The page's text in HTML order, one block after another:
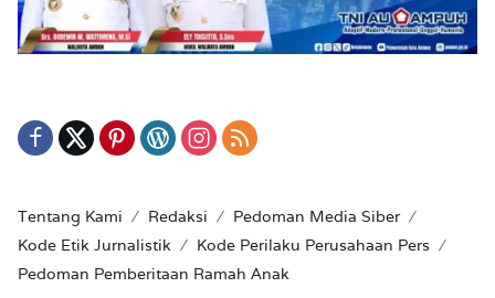
Tentang Kami Redaksi
Pedoman Media Siber
Kode Etik Jurnalistik
Kode Perilaku Perusahaan Pers
Pedoman Pemberitaan Ramah Anak